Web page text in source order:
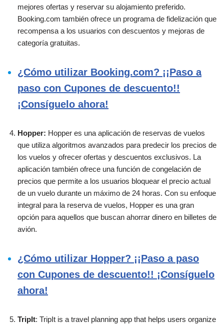
mejores ofertas y reservar su alojamiento preferido.
Booking.com también ofrece un programa de fidelización que
recompensa a los usuarios con descuentos y mejoras de
categoría gratuitas.
¿Cómo utilizar Booking.com? ¡¡Paso a
paso con Cupones de descuento!!
¡Consíguelo ahora!
Hopper: Hopper es una aplicación de reservas de vuelos
que utiliza algoritmos avanzados para predecir los precios de
los vuelos y ofrecer ofertas y descuentos exclusivos. La
aplicación también ofrece una función de congelación de
precios que permite a los usuarios bloquear el precio actual
de un vuelo durante un máximo de 24 horas. Con su enfoque
integral para la reserva de vuelos, Hopper es una gran
opción para aquellos que buscan ahorrar dinero en billetes de
avión.
¿Cómo utilizar Hopper? ¡¡Paso a paso
con Cupones de descuento!! ¡Consíguelo
ahora!
TripIt: TripIt is a travel planning app that helps users organize